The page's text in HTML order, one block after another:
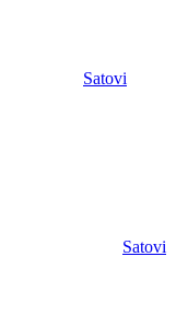
Satovi
Satovi